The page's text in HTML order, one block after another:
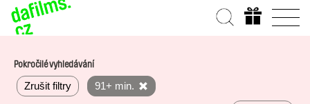
Pokročilé vyhledávání
Zrušit filtry 91+ min.